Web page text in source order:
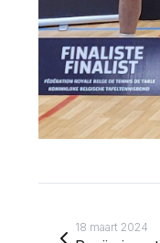
18 maart 2024